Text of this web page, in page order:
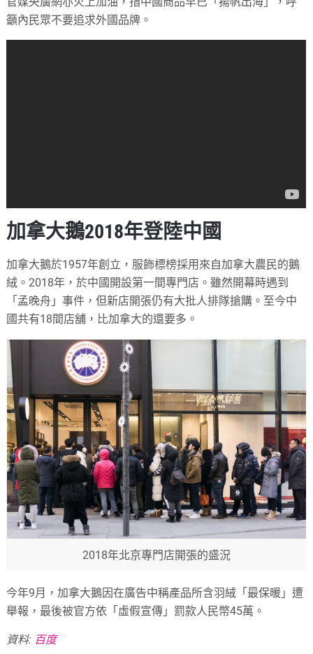
籲內民眾不要追求外國品牌。
加拿大鵝2018年登陸中國
加拿大鵝於1957年創立，服飾標榜採用來自加拿大農民的鵝
絨。2018年，於中國開設第一間專門店。雖然開幕時遇到
「孟晚舟」事件，但新店開張仍有大批人排隊搶購。至今中
國共有18間店舖，比加拿大的還要多。
2018年北京專門店開張的盛況
今年9月，加拿大鵝因在廣告中稱產品所含羽絨「最保暖」遭
舉報，最後被官方依「虛假宣傳」罰款人民幣45萬。
資料: 百度